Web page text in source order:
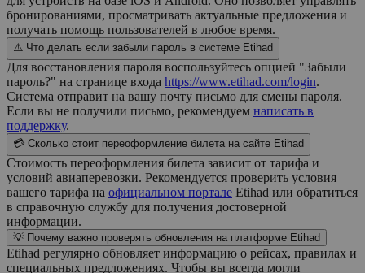
бронированиями, просматривать актуальные предложения и
получать помощь пользователей в любое время.
⚠️ Что делать если забыли пароль в системе Etihad
Для восстановления пароля воспользуйтесь опцией "Забыли
пароль?" на странице входа https://www.etihad.com/login.
Система отправит на вашу почту письмо для смены пароля.
Если вы не получили письмо, рекомендуем написать в
поддержку.
💳 Сколько стоит переоформление билета на сайте Etihad
Стоимость переоформления билета зависит от тарифа и
условий авиаперевозки. Рекомендуется проверить условия
вашего тарифа на официальном портале Etihad или обратиться
в справочную службу для получения достоверной
информации.
💡 Почему важно проверять обновления на платформе Etihad
Etihad регулярно обновляет информацию о рейсах, правилах и
специальных предложениях. Чтобы вы всегда могли